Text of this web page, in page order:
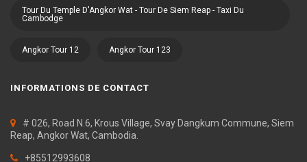
Tour Du Temple D'Angkor Wat - Tour De Siem Reap - Taxi Du
Cambodge
Angkor Tour 12 Angkor Tour 123
INFORMATIONS DE CONTACT
# 026, Road N.6, Krous Village, Svay Dangkum Commune, Siem
Reap, Angkor Wat, Cambodia.
+85512993608